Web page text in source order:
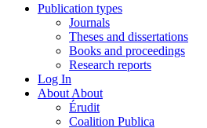
Publication types
Journals
Theses and dissertations
Books and proceedings
Research reports
Log In
About About
Érudit
Coalition Publica